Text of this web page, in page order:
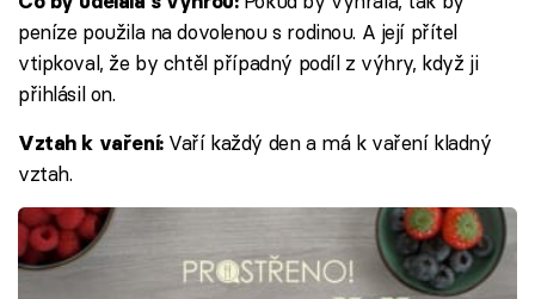
peníze použila na dovolenou s rodinou. A její přítel
vtipkoval, že by chtěl případný podíl z výhry, když ji
přihlásil on.
Vztah k vaření:Vaří každý den a má k vaření kladný
vztah.